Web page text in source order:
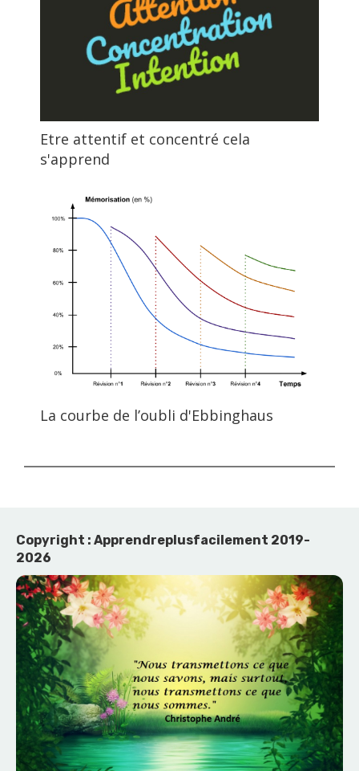
Etre attentif et concentré cela
s'apprend
La courbe de l’oubli d'Ebbinghaus
Copyright : Apprendreplusfacilement 2019-
2026